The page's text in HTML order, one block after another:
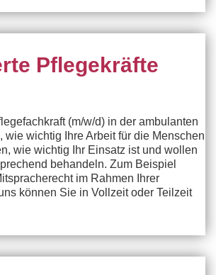
Pflegekräfte
(m/w/d) in der ambulanten
wie wichtig Ihre Arbeit für die Menschen
wie wichtig Ihr Einsatz ist und wollen
behandeln. Zum Beispiel
im Rahmen Ihrer
können Sie in Vollzeit oder Teilzeit